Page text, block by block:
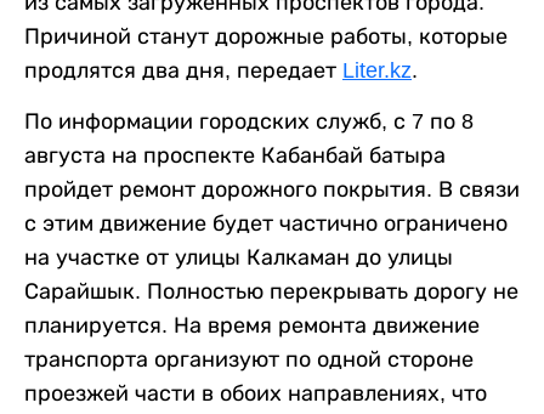
Причиной станут дорожные работы, которые
продлятся два дня, передает Liter.kz.
По информации городских служб, с 7 по 8
августа на проспекте Кабанбай батыра
пройдет ремонт дорожного покрытия. В связи
с этим движение будет частично ограничено
на участке от улицы Калкаман до улицы
Сарайшык. Полностью перекрывать дорогу не
планируется. На время ремонта движение
транспорта организуют по одной стороне
проезжей части в обоих направлениях, что